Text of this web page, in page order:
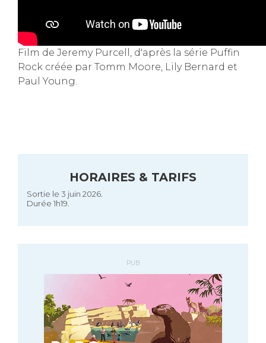
Film de Jeremy Purcell, d'après la série Puffin
Rock créée par Tomm Moore, Lily Bernard et
Paul Young.
HORAIRES & TARIFS
Sortie le 3 juin 2026.
Durée 1h19.
PUB